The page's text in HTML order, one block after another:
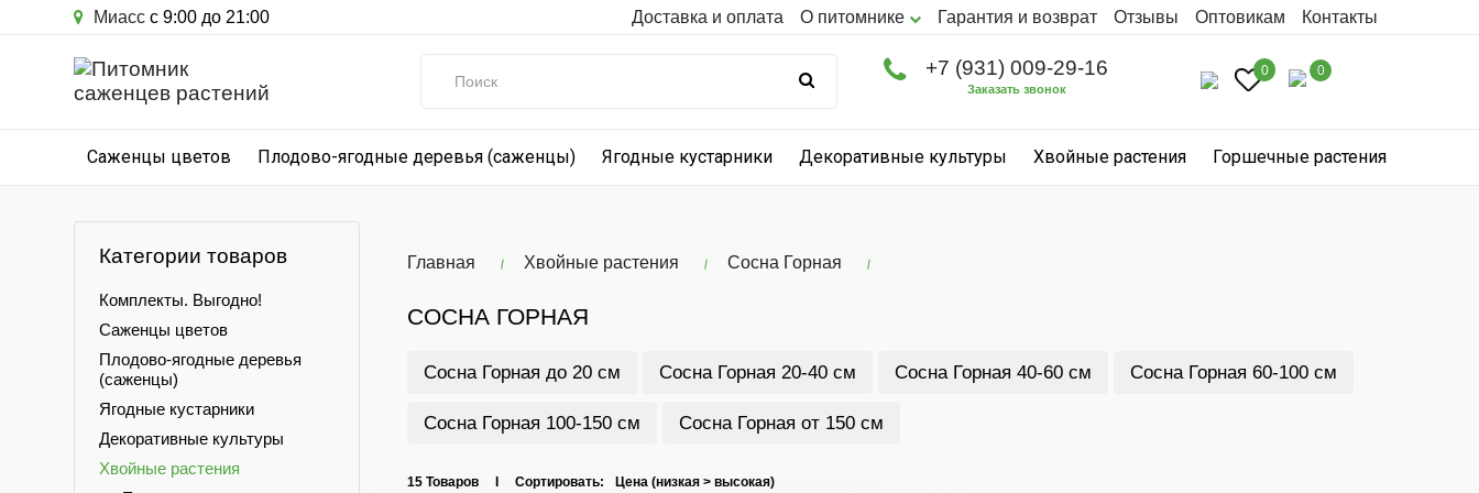
Миасс с 9:00 до 21:00 Доставка и оплата О питомнике Гарантия и возврат Отзывы Оптовикам Контакты
+7 (931) 009-29-16
Заказать звонок
0 0
Саженцы цветов Плодово-ягодные деревья (саженцы) Ягодные кустарники Декоративные культуры Хвойные растения Горшечные растения
Категории товаров
Комплекты. Выгодно!
Саженцы цветов
Плодово-ягодные деревья
(саженцы)
Ягодные кустарники
Декоративные культуры
Хвойные растения
Главная Хвойные растения Сосна Горная
СОСНА ГОРНАЯ
Сосна Горная до 20 см Сосна Горная 20-40 см Сосна Горная 40-60 см Сосна Горная 60-100 см
Сосна Горная 100-150 см Сосна Горная от 150 см
15 Товаров I Сортировать: